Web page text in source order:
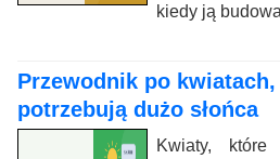
kiedy ją
Przewodnik po
potrzebują dużo słońca
Kwiaty,